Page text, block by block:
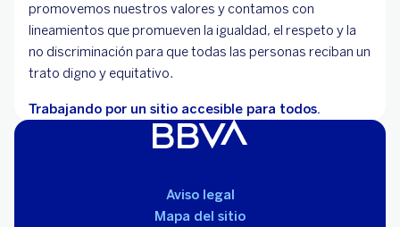
promovemos nuestros valores y contamos con
lineamientos que promueven la igualdad, el respeto y la
no discriminación para que todas las personas reciban un
trato digno y equitativo.
Trabajando por un sitio accesible para todos.
Aviso legal
Mapa del sitio